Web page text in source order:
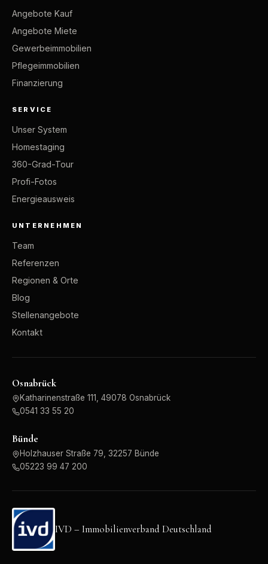
Angebote Kauf
Angebote Miete
Gewerbeimmobilien
Pflegeimmobilien
Finanzierung
SERVICE
Unser System
Homestaging
360-Grad-Tour
Profi-Fotos
Energieausweis
UNTERNEHMEN
Team
Referenzen
Regionen & Orte
Blog
Stellenangebote
Kontakt
Osnabrück
Katharinenstraße 111, 49078 Osnabrück
0541 33 55 20
Bünde
Holzhauser Straße 79, 32257 Bünde
05223 99 47 200
IVD – Immobilienverband Deutschland